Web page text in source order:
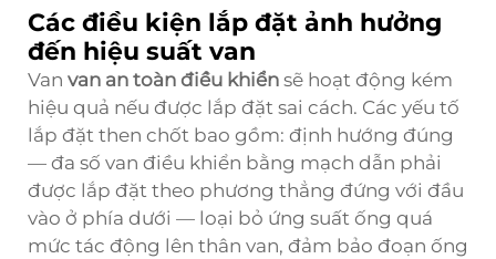
Các điều kiện lắp đặt ảnh hưởng
đến hiệu suất van
Van van an toàn điều khiển sẽ hoạt động kém
hiệu quả nếu được lắp đặt sai cách. Các yếu tố
lắp đặt then chốt bao gồm: định hướng đúng
— đa số van điều khiển bằng mạch dẫn phải
được lắp đặt theo phương thẳng đứng với đầu
vào ở phía dưới — loại bỏ ứng suất ống quá
mức tác động lên thân van, đảm bảo đoạn ống